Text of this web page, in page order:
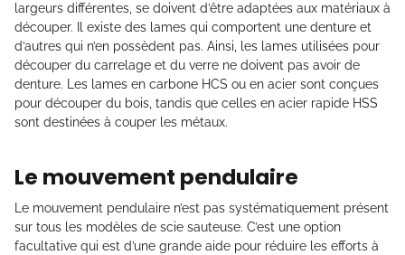
largeurs différentes, se doivent d’être adaptées aux matériaux à
découper. Il existe des lames qui comportent une denture et
d’autres qui n’en possèdent pas. Ainsi, les lames utilisées pour
découper du carrelage et du verre ne doivent pas avoir de
denture. Les lames en carbone HCS ou en acier sont conçues
pour découper du bois, tandis que celles en acier rapide HSS
sont destinées à couper les métaux.
Le mouvement pendulaire
Le mouvement pendulaire n’est pas systématiquement présent
sur tous les modèles de scie sauteuse. C’est une option
facultative qui est d’une grande aide pour réduire les efforts à